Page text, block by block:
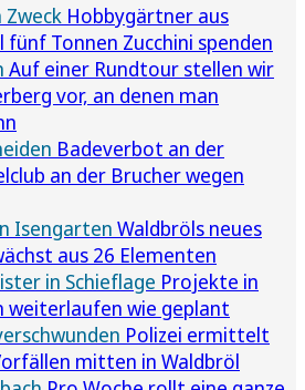
Zweck Hobbygärtner aus
Tonnen Zucchini spenden
Auf einer Rundtour stellen wir
vor, an denen man
Badeverbot an der
an der Brucher wegen
Isengarten Waldbröls neues
aus 26 Elementen
in Schieflage Projekte in
weiterlaufen wie geplant
Polizei ermittelt
mitten in Waldbröl